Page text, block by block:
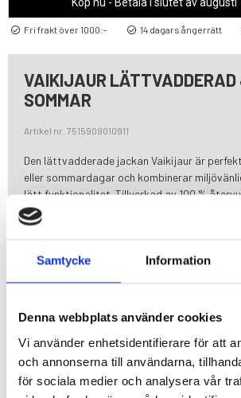
Samtycke Information
Denna webbplats använder cookies
Vi använder enhetsidentifierare för att
och annonserna till användarna,
för sociala medier och analysera vår
Fri frakt över 1000:- 14 dagars ångerrätt
VAIKIJAUR
SOMMAR
Artikel nr. 7515909010911
Den lättvadderade jackan Vaikijaur är
eller sommardagar och kombinerar
lätt funktionalitet. Tillverkad av 100 %
20D erbjuder jackan både slitstyrka och
70 % återvunnen polyester – ger den precis
som skyddar mot lätt regn och vind.
Två bröstfickor och två sidofickor ger gott
viktigaste tillhörigheter. Tack vare den lätta
de hållbara materialen är Vaikijaur-jackan
både friluftsaktiviteter och